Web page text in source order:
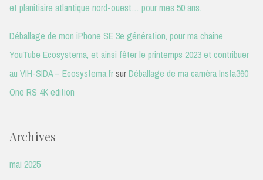
et planitiaire atlantique nord-ouest… pour mes 50 ans.
Déballage de mon iPhone SE 3e génération, pour ma chaîne
YouTube Ecosystema, et ainsi fêter le printemps 2023 et contribuer
au VIH-SIDA – Ecosystema.frsurDéballage de ma caméra Insta360
One RS 4K edition
Archives
mai 2025